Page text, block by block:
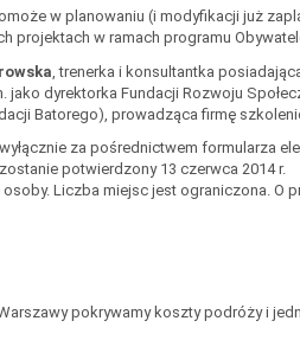
w planowaniu (i modyfikacji już
projektach w ramach programu
, trenerka i konsultantka
jako dyrektorka Fundacji Rozwoju
Batorego), prowadząca firmę
za pośrednictwem formularza
potwierdzony 13 czerwca 2014 r.
Liczba miejsc jest ograniczona. O
pokrywamy koszty podróży i